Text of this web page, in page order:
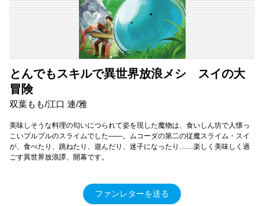
とんでもスキルで異世界放浪メシ スイの大
冒険
双葉もも/江口 連/雅
美味しそうな料理の匂いにつられて姿を現した魔物は、食いしん坊で人懐っ
こいプルプルのスライムでした――。ムコーダの第二の従魔スライム・スイ
が、食べたり、跳ねたり、遊んだり、迷子になったり……楽しく美味しく過
ごす異世界放浪譚、開幕です。
ファンレターを送る